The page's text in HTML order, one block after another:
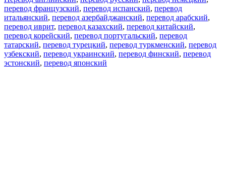
перевод французский, перевод испанский, перевод
итальянский, перевод азербайджанский, перевод арабский,
перевод иврит, перевод казахский, перевод китайский,
перевод корейский, перевод португальский, перевод
татарский, перевод турецкий, перевод туркменский, перевод
узбекский, перевод украинский, перевод финский, перевод
эстонский, перевод японский